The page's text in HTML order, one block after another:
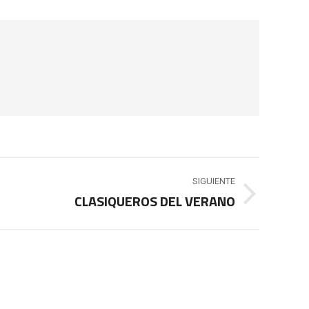
SIGUIENTE
CLASIQUEROS DEL VERANO